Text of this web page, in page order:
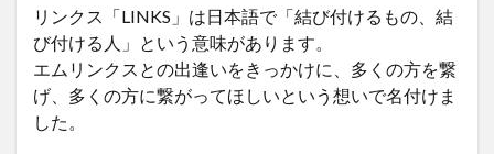
リンクス「LINKS」は日本語で「結び付けるもの、結
び付ける人」という意味があります。
エムリンクスとの出逢いをきっかけに、多くの方を繋
げ、多くの方に繋がってほしいという想いで名付けま
した。